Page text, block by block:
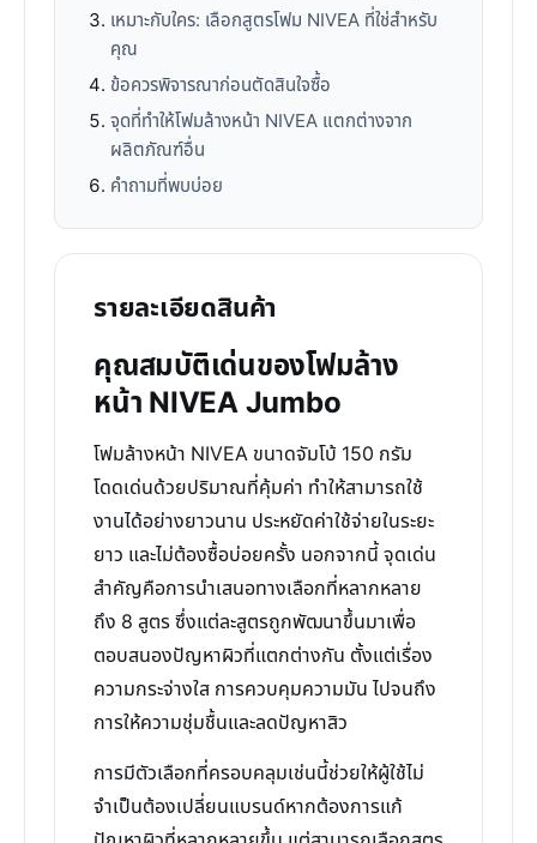
เหมาะกับใคร: เลือกสูตรโฟม NIVEA ที่ใช่สำหรับ
คุณ
ข้อควรพิจารณาก่อนตัดสินใจซื้อ
จุดที่ทำให้โฟมล้างหน้า NIVEA แตกต่างจาก
ผลิตภัณฑ์อื่น
คำถามที่พบบ่อย
รายละเอียดสินค้า
คุณสมบัติเด่นของโฟมล้าง
หน้า NIVEA Jumbo
โฟมล้างหน้า NIVEA ขนาดจัมโบ้ 150 กรัม
โดดเด่นด้วยปริมาณที่คุ้มค่า ทำให้สามารถใช้
งานได้อย่างยาวนาน ประหยัดค่าใช้จ่ายในระยะ
ยาว และไม่ต้องซื้อบ่อยครั้ง นอกจากนี้ จุดเด่น
สำคัญคือการนำเสนอทางเลือกที่หลากหลาย
ถึง 8 สูตร ซึ่งแต่ละสูตรถูกพัฒนาขึ้นมาเพื่อ
ตอบสนองปัญหาผิวที่แตกต่างกัน ตั้งแต่เรื่อง
ความกระจ่างใส การควบคุมความมัน ไปจนถึง
การให้ความชุ่มชื้นและลดปัญหาสิว
การมีตัวเลือกที่ครอบคลุมเช่นนี้ช่วยให้ผู้ใช้ไม่
จำเป็นต้องเปลี่ยนแบรนด์หากต้องการแก้